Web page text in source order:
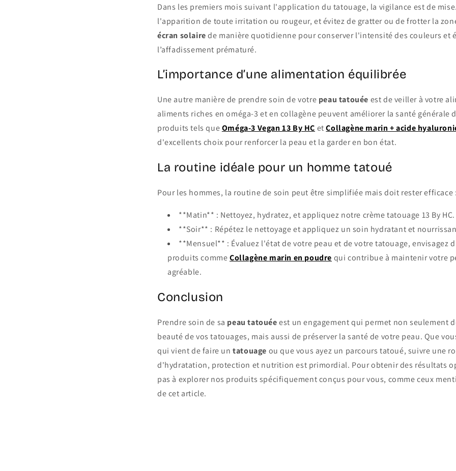
Dans les premiers mois suivant l'application du tatouage, la vigilance est de
l'apparition de toute irritation ou rougeur, et évitez de gratter ou de frotter la
écran solairede manière quotidienne pour conserver l'intensité des couleurs et
l’affadissement prématuré.
L’importance d’une alimentation équilibrée
Une autre manière de prendre soin de votre peau tatouée est de veiller à votre
aliments riches en oméga-3 et en collagène peuvent améliorer la santé générale
produits tels queOméga-3 Vegan 13 By HC etCollagène marin + acide
d'excellents choix pour renforcer la peau et la garder en bon état.
La routine idéale pour un homme tatoué
Pour les hommes, la routine de soin peut être simplifiée mais doit rester efficace
**Matin** : Nettoyez, hydratez, et appliquez notre crème tatouage 13 By HC.
**Soir** : Répétez le nettoyage et appliquez un soin hydratant et
**Mensuel** : Évaluez l'état de votre peau et de votre tatouage, envisagez
produits commeCollagène marin en poudre qui contribue à maintenir votre
agréable.
Conclusion
Prendre soin de sa peau tatouéeest un engagement qui permet non seulement
beauté de vos tatouages, mais aussi de préserver la santé de votre peau. Que
qui vient de faire untatouage ou que vous ayez un parcours tatoué, suivre une
d'hydratation, protection et nutrition est primordial. Pour obtenir des résultats
pas à explorer nos produits spécifiquement conçus pour vous, comme ceux
de cet article.